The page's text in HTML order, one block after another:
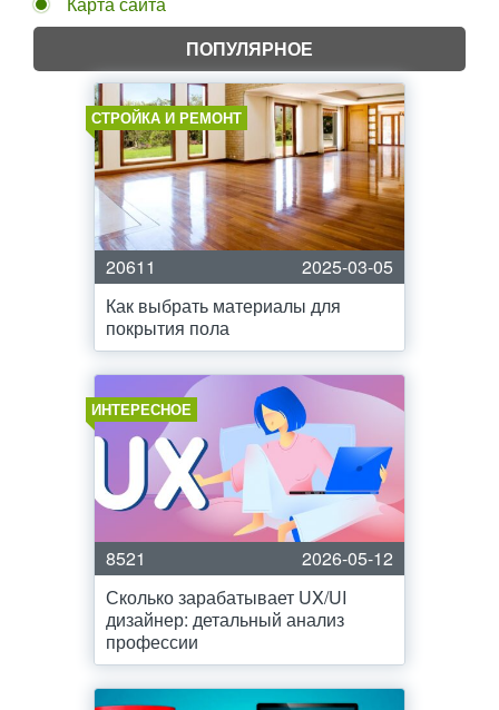
ПОПУЛЯРНОЕ
СТРОЙКА И РЕМОНТ
20611
2025-03-05
Как выбрать материалы для
покрытия пола
ИНТЕРЕСНОЕ
8521
2026-05-12
Сколько зарабатывает UX/UI
дизайнер: детальный анализ
профессии